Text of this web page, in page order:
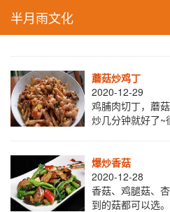
半月雨文化
蘑菇炒鸡丁
2020-12-29
鸡脯肉切丁，蘑
炒几分钟就好了~
爆炒香菇
2020-12-28
香菇、鸡腿菇、
到的菇都可以选